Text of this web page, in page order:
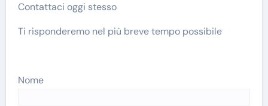
Contattaci oggi stesso
Ti risponderemo nel più breve tempo possibile
Nome